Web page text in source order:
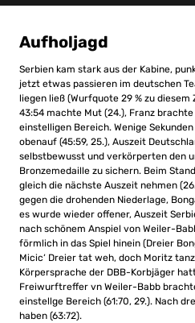
Aufholjagd
Serbien kam stark aus der Kabine,
jetzt etwas passieren im deutschen
liegen ließ (Wurfquote 29 % zu diesem
43:54 machte Mut (24.), Franz
einstelligen Bereich. Wenige
obenauf (45:59, 25.), Auszeit
selbstbewusst und verkörperten den
Bronzemedaille zu sichern. Beim
gleich die nächste Auszeit nehmen
gegen die drohenden Niederlage,
es wurde wieder offener, Auszeit
nach schönem Anspiel von Weiler-
förmlich in das Spiel hinein (Dreier
Micic‘ Dreier tat weh, doch Moritz
Körpersprache der DBB-Korbjäger
Freiwurftreffer vn Weiler-Babb
einstellge Bereich (61:70, 29.). Nach
haben (63:72).